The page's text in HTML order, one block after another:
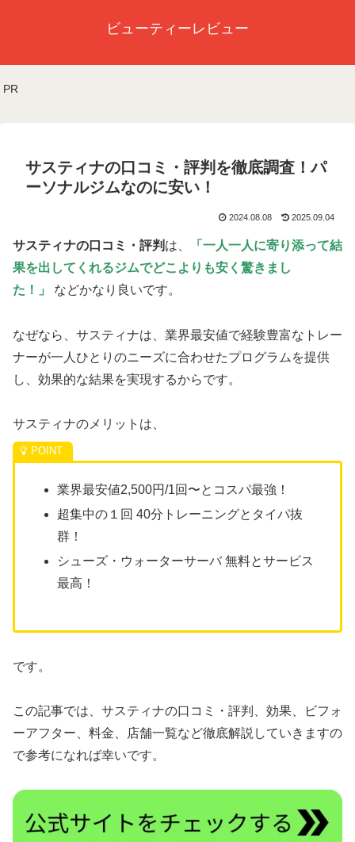
ビューティーレビュー
PR
サスティナの口コミ・評判を徹底調査！パ
ーソナルジムなのに安い！
2024.08.08 2025.09.04
サスティナの口コミ・評判 は、
「一人一人に寄り添って結
果を出してくれるジムでどこよりも安く驚きまし
た！」 などかなり良いです。
なぜなら、サスティナは、業界最安値で経験豊富なトレー
ナーが一人ひとりのニーズに合わせたプログラムを提供
し、効果的な結果を実現するからです。
サスティナのメリットは、
業界最安値2,500円/1回〜とコスパ最強！
超集中の１回40分 トレーニングとタイパ抜
群！
シューズ・ウォーターサーバ無料とサービス
最高！
です。
この記事では、サスティナの口コミ・評判、効果、ビフォ
ーアフター、料金、店舗一覧など徹底解説していきますの
で参考になれば幸いです。